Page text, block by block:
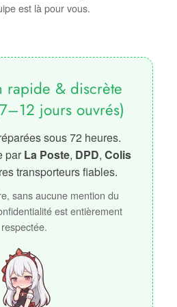
est là pour vous.
rapide & discrète
jours ouvrés)
sous 72 heures.
par La Poste, DPD, Colis
transporteurs fiables.
sans aucune mention du
est entièrement
respectée.